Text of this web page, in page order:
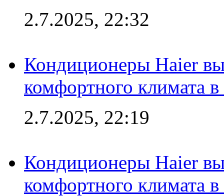
2.7.2025, 22:32
Кондиционеры Haier
комфортного климата
2.7.2025, 22:19
Кондиционеры Haier
комфортного климата